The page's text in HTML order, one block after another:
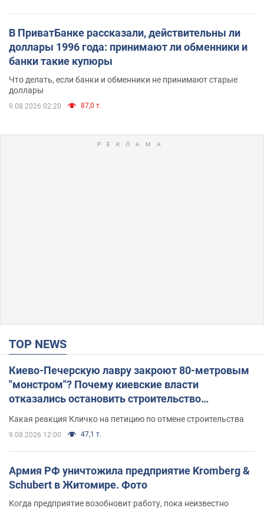
В ПриватБанке рассказали, действительны ли
доллары 1996 года: принимают ли обменники и
банки такие купюры
Что делать, если банки и обменники не принимают старые
доллары
9.08.2026 02:20 87,0 т.
TOP NEWS
Киево-Печерскую лавру закроют 80-метровым
"монстром"? Почему киевские власти
отказались остановить строительство
Какая реакция Кличко на петицию по отмене строительства
9.08.2026 12:00 47,1 т.
Армия РФ уничтожила предприятие Kromberg &
Schubert в Житомире. Фото
Когда предприятие возобновит работу, пока неизвестно